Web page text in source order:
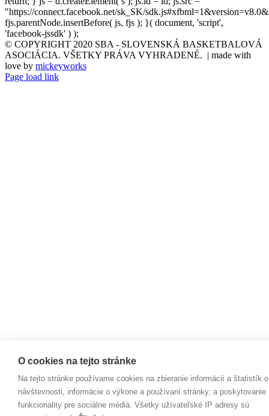
"https://connect.facebook.net/sk_SK/
fjs.parentNode.insertBefore( js, fjs ); }( document, 'script',
'facebook-jssdk' ) );
© COPYRIGHT 2020 SBA - SLOVENSKÁ BASKETBALOVÁ
ASOCIÁCIA. VŠETKY PRÁVA VYHRADENÉ. | made with
love by mickeyworks
Page load link
O cookies na tejto stránke
Na tejto stránke používame cookies na zbieranie informácií a štatistík o
návštevnosti, informácie o výkone a používaní stránky, a poskytovanie
funkcionality pre sociálne médiá. Všetky užívateľské IP adresy sú